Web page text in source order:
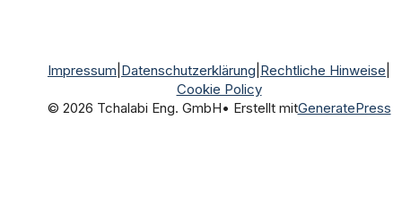
Impressum Datenschutzerklärung Rechtliche Hinweise
Cookie Policy
© 2026 Tchalabi Eng. GmbH• Erstellt mitGeneratePress